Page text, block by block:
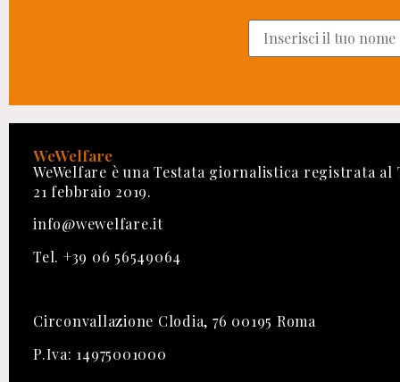
WeWelfare
WeWelfare è una Testata giornalistica registrata al
21 febbraio 2019.
info@wewelfare.it
Tel. +39 06 56549064
Circonvallazione Clodia, 76 00195 Roma
P.Iva: 14975001000